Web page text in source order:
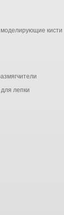
кисти
лепки